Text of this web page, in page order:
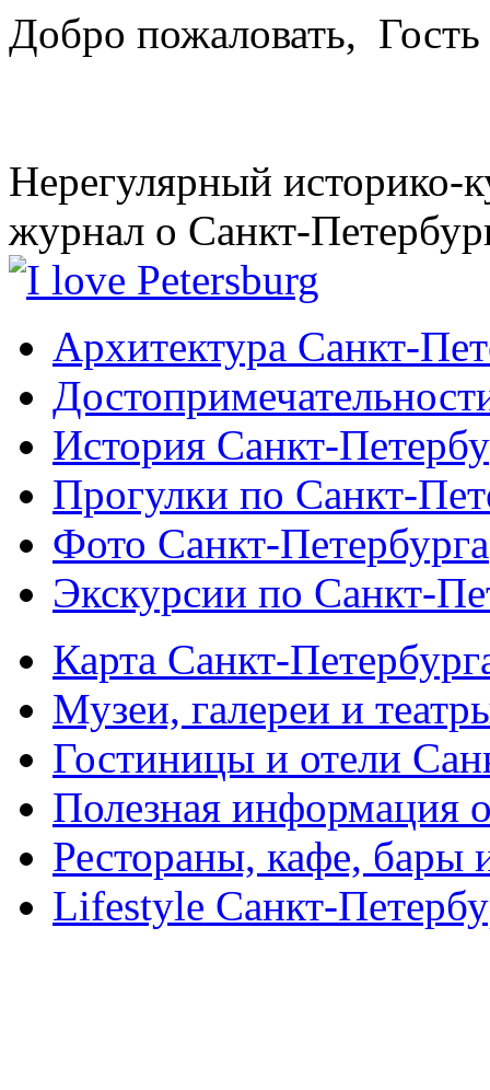
Добро пожаловать, Гость
Нерегулярный историко-
журнал о Санкт-
Архитектура Санкт-
История Санкт-
Прогулки по Санкт-
Фото Санкт-Петербурга
Экскурсии по Санкт-
Карта Санкт-
Музеи, галереи и
Гостиницы и отели
Полезная информация
Рестораны, кафе, бары
Lifestyle Санкт-